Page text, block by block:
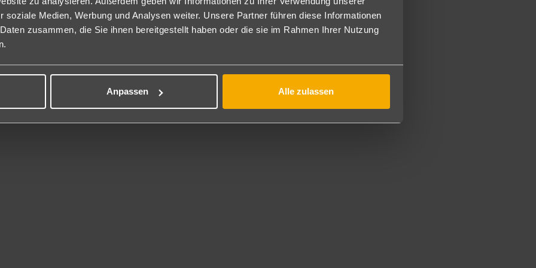
soziale Medien, Werbung und Analysen weiter. Unsere Partner führen diese Informationen
zusammen, die Sie ihnen bereitgestellt haben oder die sie im Rahmen Ihrer Nutzung
Anpassen Alle zulassen
ein Hamam Erlebnis und Zugang zum Hydrotherapie Bereich des Spa im Preis inbegriffen (Anwendungen weiterhin gegen
(DWE/DWA).
zur Alleinbenutzung buchbar (DW1/EWA).
Sparzimmer: Gleiche Ausstattung wie die Doppelzimmer, jedoch ohne Balkon und zur Strassenseite, zu einem speziellen
Basic: Die Basic Familienzimmer verfügen über die gleiche Ausstattung wie die Doppelzimmer, sind jedoch